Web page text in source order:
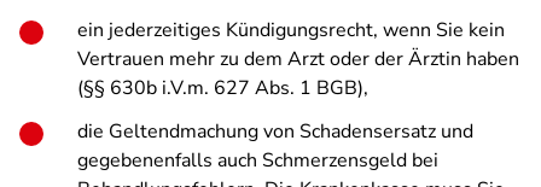
ein jederzeitiges Kündigungsrecht, wenn Sie kein
Vertrauen mehr zu dem Arzt oder der Ärztin haben
(§§ 630b i.V.m. 627 Abs. 1 BGB),
die Geltendmachung von Schadensersatz und
gegebenenfalls auch Schmerzensgeld bei